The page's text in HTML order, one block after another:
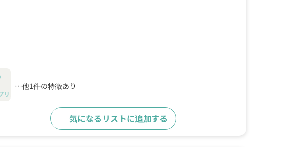
リ
…他1件の特徴あり
気になるリストに追加する